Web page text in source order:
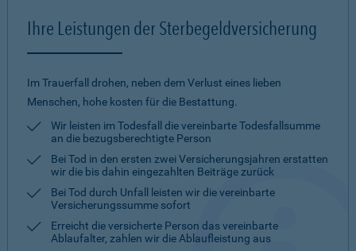
Ihre Leistungen der Sterbegeldversicherung
Im Trauerfall drohen, neben dem Verlust eines lieben
Menschen, hohe kosten für die Bestattung.
Wir leisten im Todesfall die vereinbarte Todesfallsumme
an die bezugsberechtigte Person
Bei Tod in den ersten zwei Versicherungsjahren erstatten
wir die bis dahin eingezahlten Beiträge zurück
Bei Tod durch Unfall leisten wir die vereinbarte
Versicherungssumme sofort
Erreicht die versicherte Person das vereinbarte
Ablaufalter, zahlen wir die Ablaufleistung aus